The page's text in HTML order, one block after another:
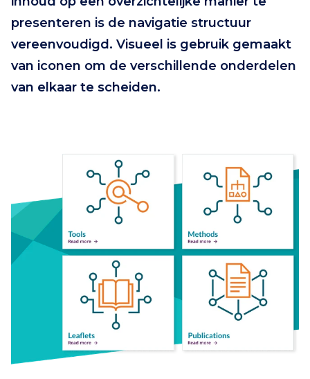
presenteren is de navigatie structuur
vereenvoudigd. Visueel is gebruik gemaakt
van iconen om de verschillende onderdelen
van elkaar te scheiden.